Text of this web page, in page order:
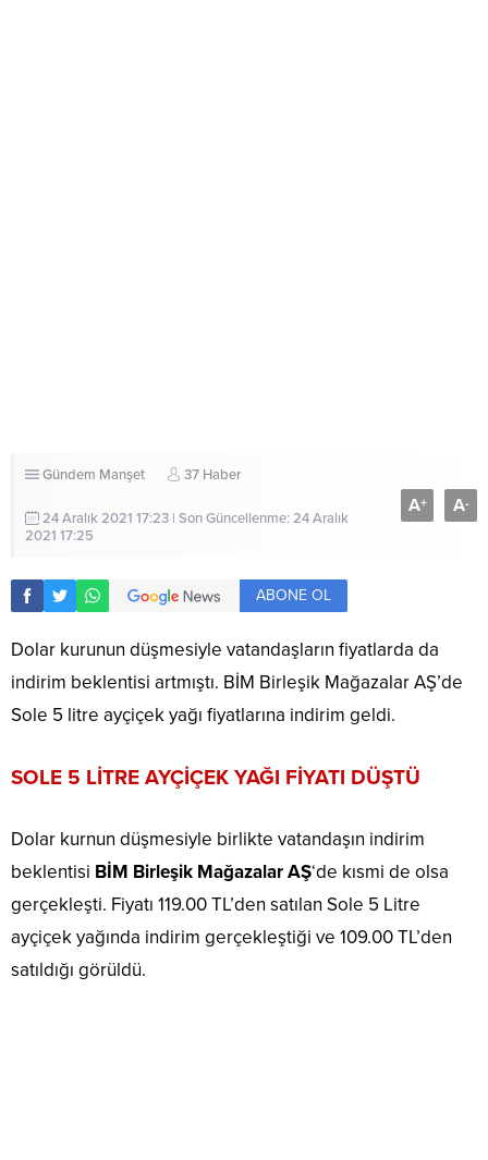
Gündem Manşet 37 Haber
24 Aralık 2021 17:23 | Son Güncellenme: 24 Aralık
2021 17:25
A+ A-
ABONE OL
Dolar kurunun düşmesiyle vatandaşların fiyatlarda da
indirim beklentisi artmıştı. BİM Birleşik Mağazalar AŞ’de
Sole 5 litre ayçiçek yağı fiyatlarına indirim geldi.
SOLE 5 LİTRE AYÇİÇEK YAĞI FİYATI DÜŞTÜ
Dolar kurnun düşmesiyle birlikte vatandaşın indirim
beklentisi BİM Birleşik Mağazalar AŞ‘de kısmi de olsa
gerçekleşti. Fiyatı 119.00 TL’den satılan Sole 5 Litre
ayçiçek yağında indirim gerçekleştiği ve 109.00 TL’den
satıldığı görüldü.